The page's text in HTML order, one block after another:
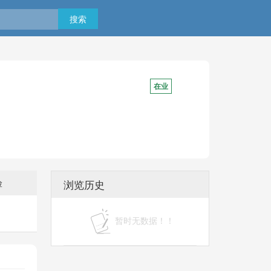
搜索
在业
浏览历史
暂时无数据！！